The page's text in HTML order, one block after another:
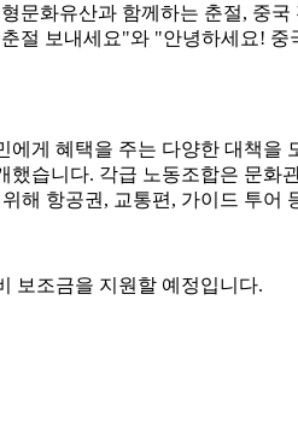
화유산과 함께하는 춘절, 중
절 보내세요"와 "안녕하세요!
게 혜택을 주는 다양한 대책을
습니다. 각급 노동조합은 문화
해 항공권, 교통편, 가이드 투어
보조금을 지원할 예정입니다.